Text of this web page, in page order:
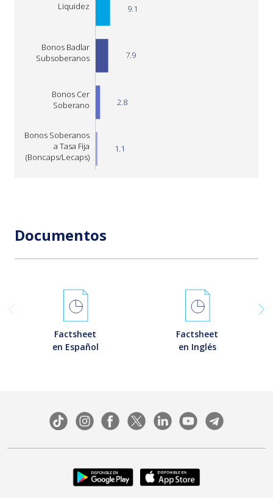
9.1
7.9
2.8
1.1
a Tasa Fija
Liquidez
Bonos Soberanos
a Tasa Fija
(Boncaps/Lecaps)
Bonos Badlar
Subsoberanos
Bonos Cer
Soberano
Documentos
Factsheet
en Español
Factsheet
en Inglés